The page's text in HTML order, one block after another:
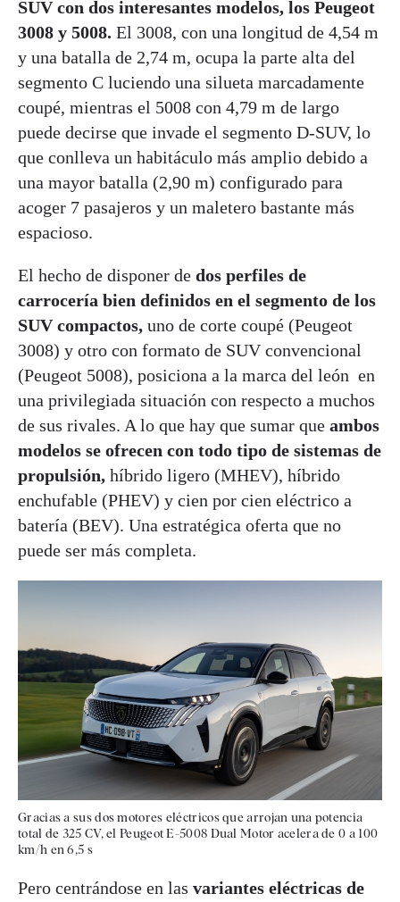
SUV con dos interesantes modelos, los Peugeot
3008 y 5008. El 3008, con una longitud de 4,54 m
y una batalla de 2,74 m, ocupa la parte alta del
segmento C luciendo una silueta marcadamente
coupé, mientras el 5008 con 4,79 m de largo
puede decirse que invade el segmento D-SUV, lo
que conlleva un habitáculo más amplio debido a
una mayor batalla (2,90 m) configurado para
acoger 7 pasajeros y un maletero bastante más
espacioso.
El hecho de disponer de dos perfiles de
carrocería bien definidos en el segmento de los
SUV compactos, uno de corte coupé (Peugeot
3008) y otro con formato de SUV convencional
(Peugeot 5008), posiciona a la marca del león en
una privilegiada situación con respecto a muchos
de sus rivales. A lo que hay que sumar que ambos
modelos se ofrecen con todo tipo de sistemas de
propulsión, híbrido ligero (MHEV), híbrido
enchufable (PHEV) y cien por cien eléctrico a
batería (BEV). Una estratégica oferta que no
puede ser más completa.
Gracias a sus dos motores eléctricos que arrojan una potencia
total de 325 CV, el Peugeot E-5008 Dual Motor acelera de 0 a 100
km/h en 6,5 s
Pero centrándose en las variantes eléctricas de